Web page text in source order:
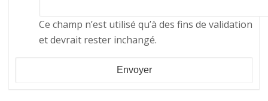
Ce champ n’est utilisé qu’à des fins de validation
et devrait rester inchangé.